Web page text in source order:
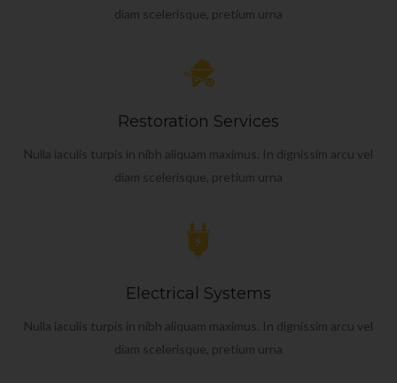
diam scelerisque, pretium urna
Restoration Services
Nulla iaculis turpis in nibh aliquam maximus. In dignissim arcu vel
diam scelerisque, pretium urna
Electrical Systems
Nulla iaculis turpis in nibh aliquam maximus. In dignissim arcu vel
diam scelerisque, pretium urna